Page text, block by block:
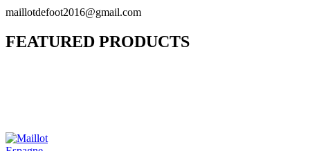
maillotdefoot2016@gmail.com
FEATURED PRODUCTS